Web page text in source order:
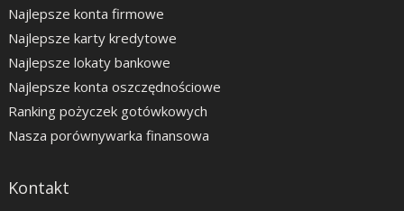
Najlepsze konta firmowe
Najlepsze karty kredytowe
Najlepsze lokaty bankowe
Najlepsze konta oszczędnościowe
Ranking pożyczek gotówkowych
Nasza porównywarka finansowa
Kontakt